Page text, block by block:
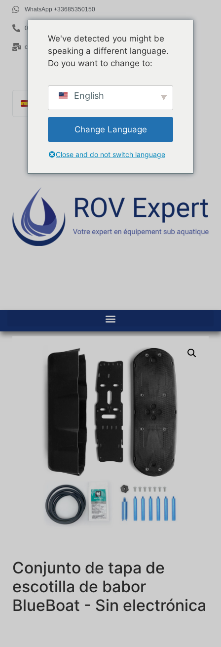
WhatsApp +33685350150
06 85 35 01 50
contact@rov-expert.com
Français
Català
Deutsch
Ελληνικά
Conjunto de tapa de
escotilla de babor
BlueBoat - Sin electrónica
We've detected you might be
speaking a different language.
Do you want to change to:
English
Change Language
Close and do not switch language